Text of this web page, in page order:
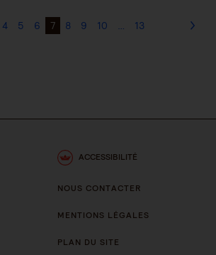
4 5 6 7 8 9 10 … 13
ACCESSIBILITÉ
NOUS CONTACTER
MENTIONS LÉGALES
PLAN DU SITE